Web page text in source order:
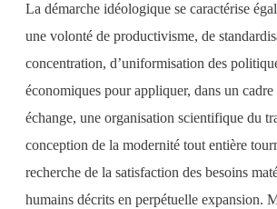
La démarche idéologique se caractérise
une volonté de productivisme, de
concentration, d’uniformisation des
économiques pour appliquer, dans un
échange, une organisation scientifique du
conception de la modernité tout entière
recherche de la satisfaction des besoins
humains décrits en perpétuelle expansion.